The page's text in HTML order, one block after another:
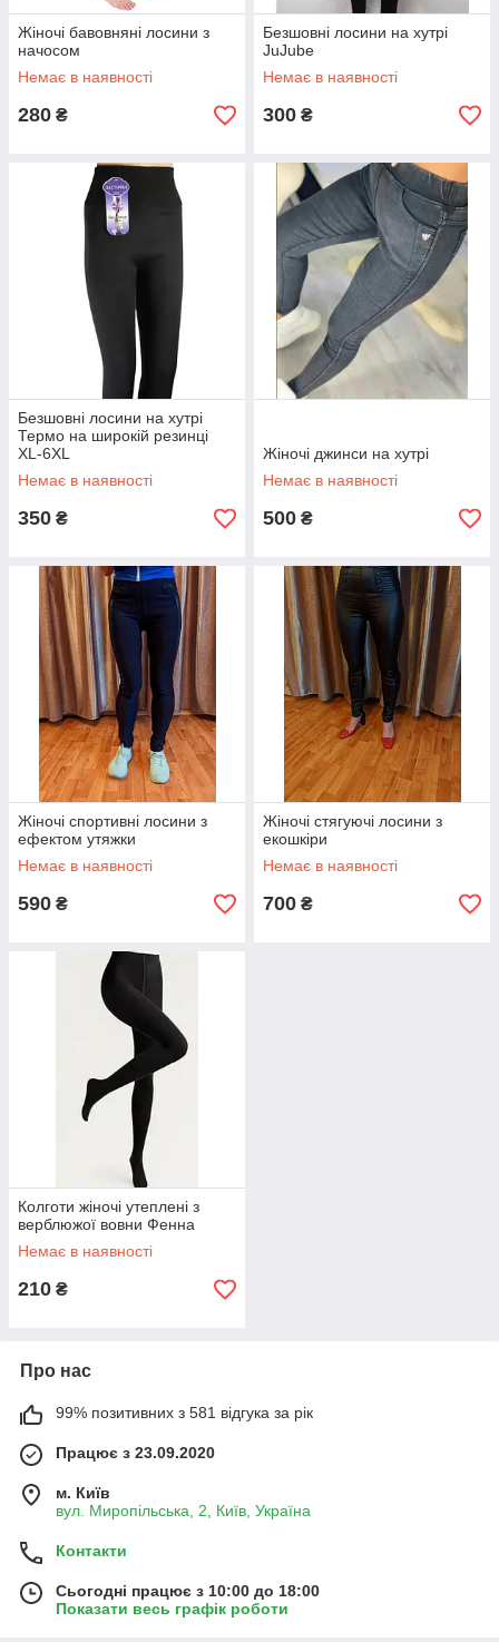
Жіночі бавовняні лосини з
начосом
Немає в наявності
280 ₴
Безшовні лосини на хутрі
JuJube
Немає в наявності
300 ₴
Безшовні лосини на хутрі
Термо на широкій резинці
XL-6XL
Немає в наявності
350 ₴
Жіночі джинси на хутрі
Немає в наявності
500 ₴
Жіночі спортивні лосини з
ефектом утяжки
Немає в наявності
590 ₴
Жіночі стягуючі лосини з
екошкіри
Немає в наявності
700 ₴
Колготи жіночі утеплені з
верблюжої вовни Фенна
Немає в наявності
210 ₴
Про нас
99% позитивних з 581 відгука за рік
Працює з 23.09.2020
м. Київ
вул. Миропільська, 2, Київ, Україна
Контакти
Сьогодні працює з 10:00 до 18:00
Показати весь графік роботи